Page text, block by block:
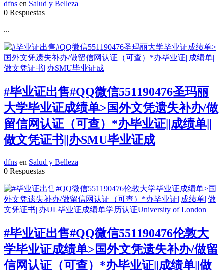
dfns en Salud y Belleza
0 Respuestas
...
#毕业证出售#QQ微信551190476圣玛丽
大学毕业证成绩单>国外文凭遗失补办/做
留信网认证（可查）*办毕业证||成绩单||
做文凭证书||办SMU毕业证成
dfns en Salud y Belleza
0 Respuestas
#毕业证出售#QQ微信551190476伦敦大
学毕业证成绩单>国外文凭遗失补办/做留
信网认证（可查）*办毕业证||成绩单||做